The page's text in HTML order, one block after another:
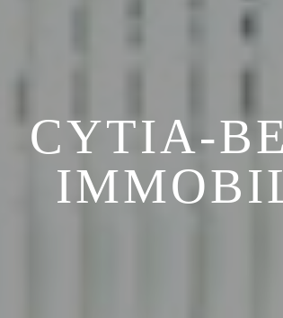
CYTIA-